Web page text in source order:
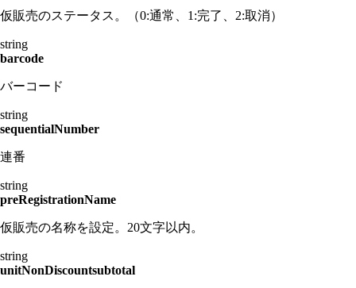
仮販売のステータス。（0:通常、1:完了、2:取消）
string
barcode
バーコード
string
sequentialNumber
連番
string
preRegistrationName
仮販売の名称を設定。20文字以内。
string
unitNonDiscountsubtotal